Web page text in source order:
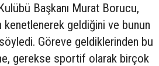
Başkanı Murat Borucu,
kenetlenerek geldiğini ve bunun
Göreve geldiklerinden bu
gerekse sportif olarak birçok